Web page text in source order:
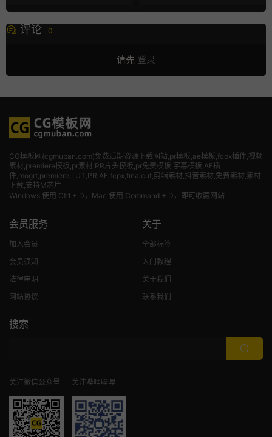
评论 0
请先 登录
CG模板网(cgmuban.com)免费后期资源下载网站,pr模板,ae模板,fcpx插件,视频
素材 ,premiere模板,pr素材,PR片头模板,pr免费模板,字幕模板,AE插
件,mogrt,premiere,LUT,PR,AE,fcpx,finalcut,剪辑素材,抖音素材,免费素材,素材
下载,支持M芯片
Windows 使用 Ctrl + D，Mac 使用 Command + D，即可收藏网站
会员服务
加入会员
会员须知
法律申明
网站协议
关于
全部标签
入门教程
关于我们
联系我们
搜索
关注微信公众号 关注哔哩哔哩